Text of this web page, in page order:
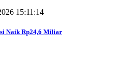
15:11:14
Naik Rp24,6 Miliar